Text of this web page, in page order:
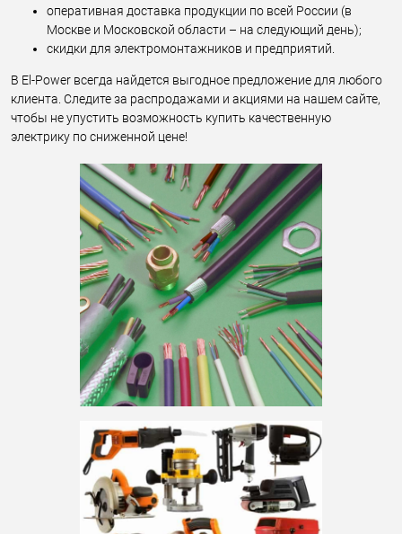
оперативная доставка продукции по всей России (в
Москве и Московской области – на следующий день);
скидки для электромонтажников и предприятий.
В El-Power всегда найдется выгодное предложение для любого
клиента. Следите за распродажами и акциями на нашем сайте,
чтобы не упустить возможность купить качественную
электрику по сниженной цене!